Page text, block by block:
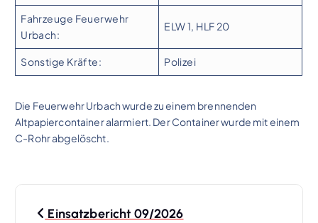
Fahrzeuge Feuerwehr
Urbach:
ELW 1, HLF 20
Sonstige Kräfte: Polizei
Die Feuerwehr Urbach wurde zu einem brennenden
Altpapiercontainer alarmiert. Der Container wurde mit einem
C-Rohr abgelöscht.
Einsatzbericht 09/2026